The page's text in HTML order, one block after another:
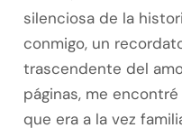
silenciosa de la
conmigo, un
trascendente del
páginas, me
que era a la vez